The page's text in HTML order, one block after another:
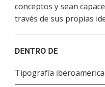
conceptos y sean
través de sus propias
DENTRO DE
Tipografía